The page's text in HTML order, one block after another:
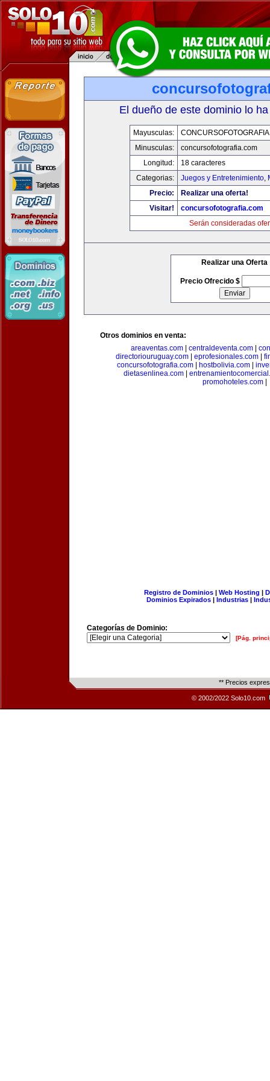
El dueño de este dominio lo
Mayusculas:
Minusculas:
concursofotografia.com
Longitud:
18 caracteres
Categorias:
Juegos y Entretenimiento,
Precio:
Realizar una oferta!
Visitar!
concursofotografia.com
Serán consideradas
Realizar una Oferta
Precio Ofrecido $
Otros dominios en venta:
areaventas.com
centraldeventa.com
directoriouruguay.com
eprofesionales.com
concursofotografia.com| hostbolivia.com|
dietasenlinea.com|
promohoteles.com|
Registro de Dominios| Web Hosting |
Dominios Expirados | Industrias |
Categorías de Dominio:
[Pág.
** Precios
© 2002/2022 Solo10.com